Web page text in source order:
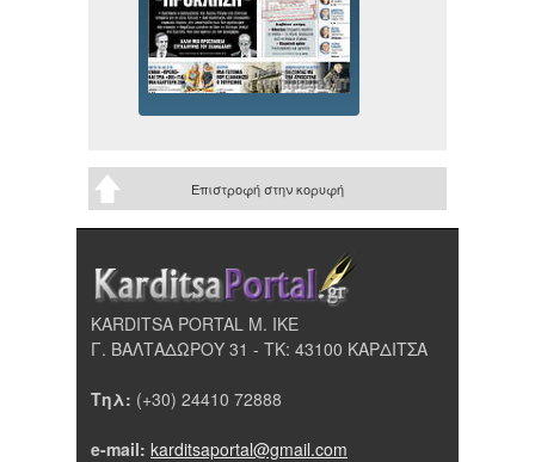
Επιστροφή στην κορυφή
KARDITSA PORTAL Μ. ΙΚΕ
Γ. ΒΑΛΤΑΔΩΡΟΥ 31 - ΤΚ: 43100 ΚΑΡΔΙΤΣΑ
Τηλ: (+30) 24410 72888
e-mail: karditsaportal@gmail.com